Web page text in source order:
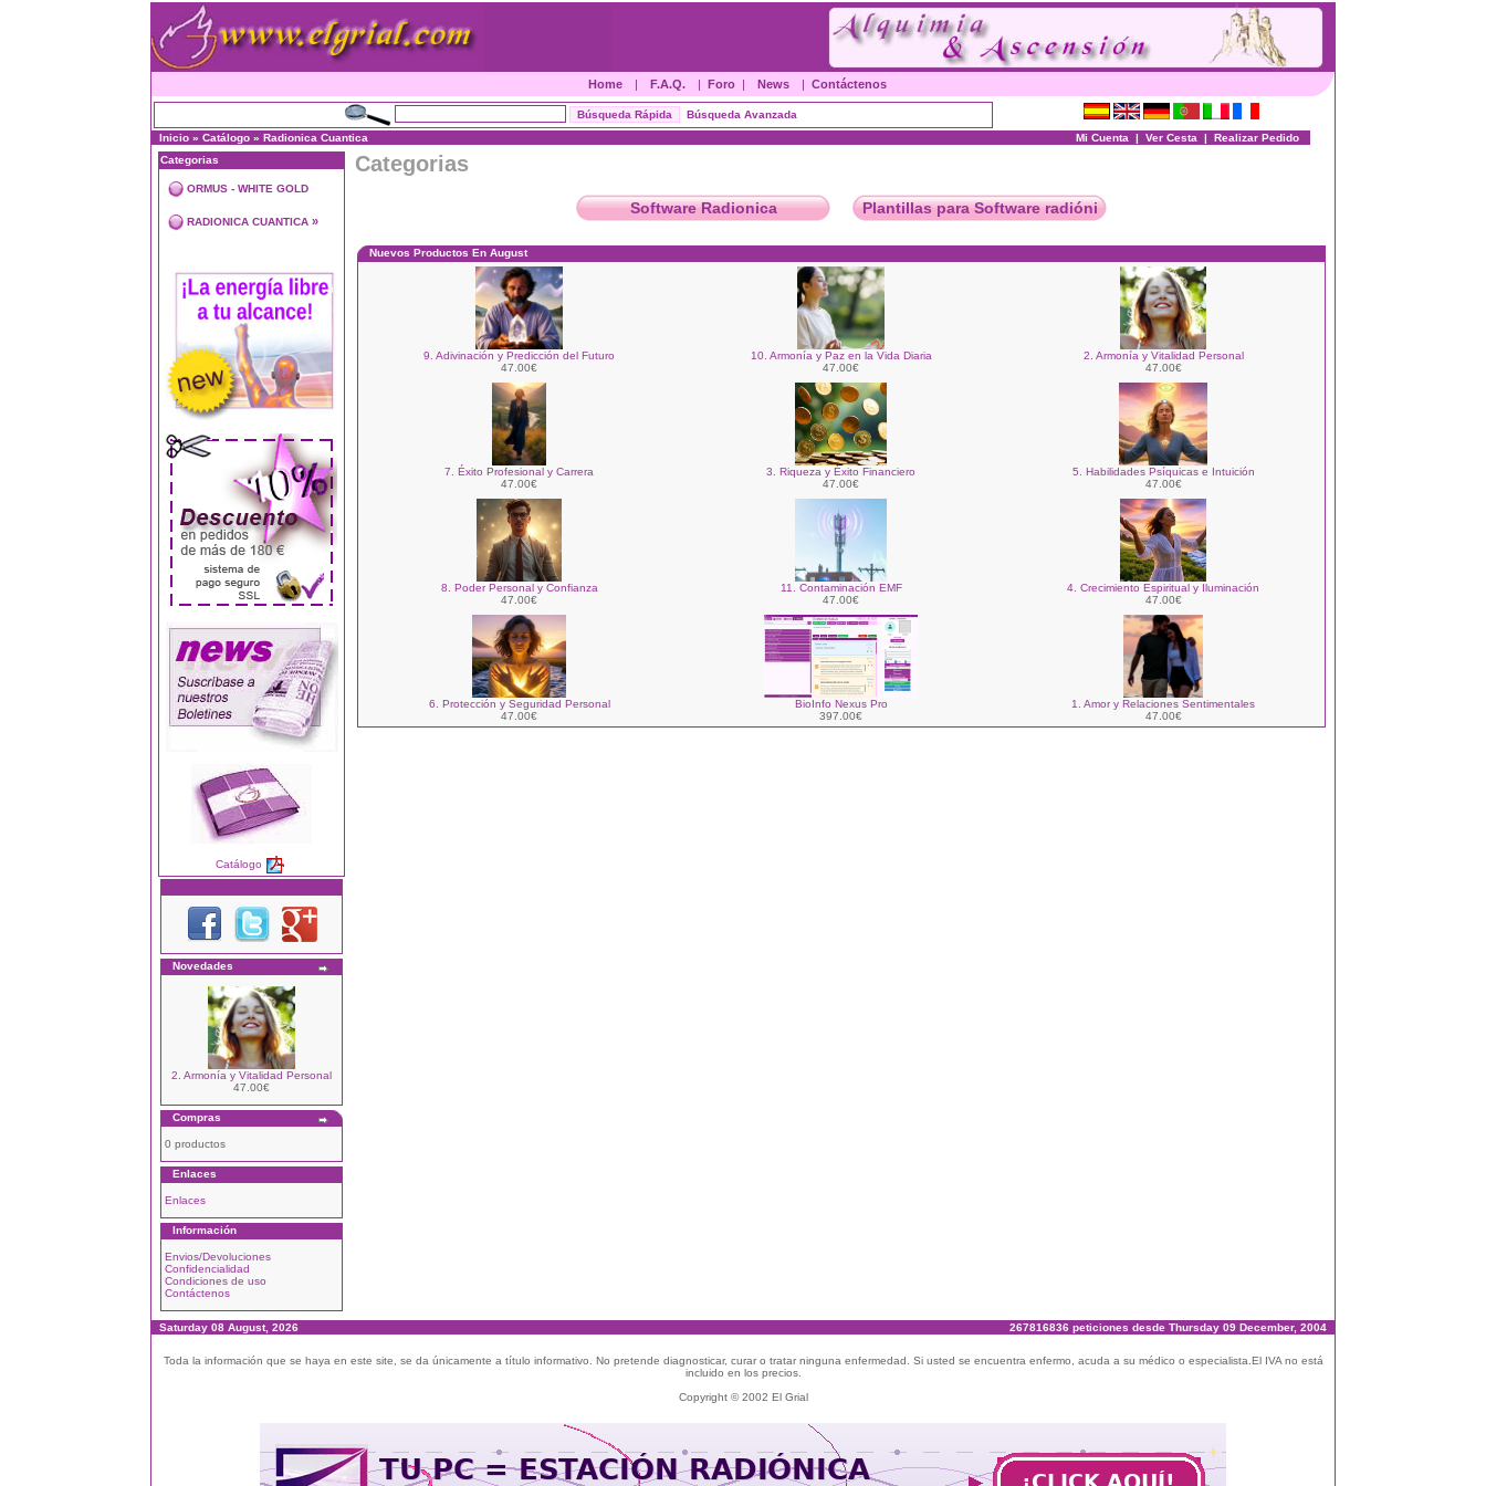
Home | F.A.Q. | Foro| News | Contáctenos
Búsqueda Avanzada
Inicio » Catálogo » Radionica Cuantica Mi Cuenta | Ver Cesta | Realizar Pedido
Categorias
ORMUS - WHITE GOLD
RADIONICA CUANTICA »
Catálogo
Novedades
2. Armonía y Vitalidad Personal
47.00€
Compras
0 productos
Enlaces
Enlaces
Información
Envios/Devoluciones
Confidencialidad
Condiciones de uso
Contáctenos
Categorias
Software Radionica Plantillas para Software radióni
Nuevos Productos En August
9. Adivinación y Predicción del Futuro
47.00€
10. Armonía y Paz en la Vida Diaria
47.00€
2. Armonía y Vitalidad Personal
47.00€
7. Éxito Profesional y Carrera
47.00€
3. Riqueza y Éxito Financiero
47.00€
5. Habilidades Psíquicas e Intuición
47.00€
8. Poder Personal y Confianza
47.00€
11. Contaminación EMF
47.00€
4. Crecimiento Espiritual y Iluminación
47.00€
6. Protección y Seguridad Personal
47.00€
BioInfo Nexus Pro
397.00€
1. Amor y Relaciones Sentimentales
47.00€
Saturday 08 August, 2026 267816836 peticiones desde Thursday 09 December, 2004
Toda la información que se haya en este site, se da únicamente a título informativo. No pretende diagnosticar, curar o tratar ninguna enfermedad. Si usted se encuentra enfermo, acuda a su médico o especialista.El IVA no está
incluido en los precios.
Copyright © 2002 El Grial